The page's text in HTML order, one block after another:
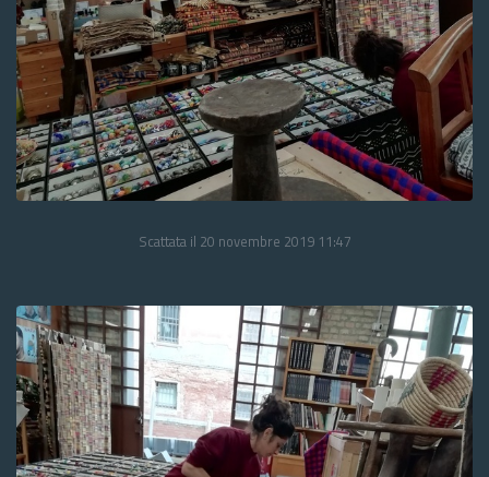
Scattata il 20 novembre 2019 11:47